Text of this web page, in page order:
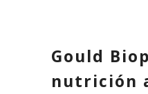
Gould
nutrición